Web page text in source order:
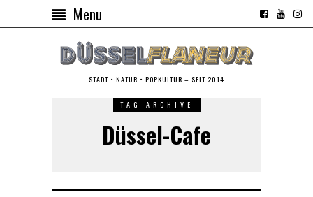
Menu
STADT • NATUR • POPKULTUR – SEIT 2014
TAG ARCHIVE
Düssel-Cafe